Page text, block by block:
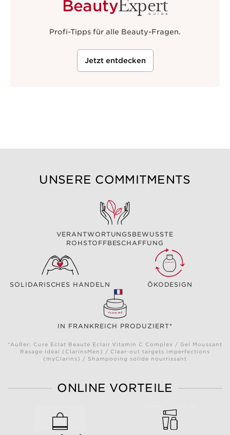
Beauty GUIDE
Profi-Tipps für alle Beauty-Fragen.
Jetzt entdecken
UNSERE COMMITMENTS
VERANTWORTUNGSBEWUSSTE
ROHSTOFFBESCHAFFUNG
SOLIDARISCHES HANDELN ÖKODESIGN
IN FRANKREICH PRODUZIERT*
*Außer: Cure Eclat Beauté Eclair Vitamin C Complex / Gel Moussant
Rasage Idéal (ClarinsMen) / Clear-out targets imperfections
(myClarins) / Shampooing solide nourrissant
ONLINE VORTEILE